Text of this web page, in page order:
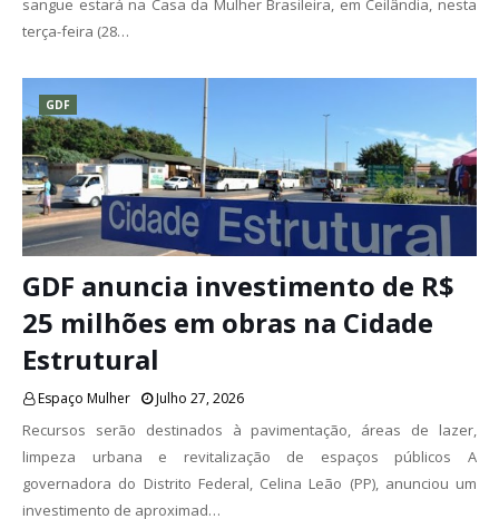
sangue estará na Casa da Mulher Brasileira, em Ceilândia, nesta
terça-feira (28…
GDF
GDF anuncia investimento de R$
25 milhões em obras na Cidade
Estrutural
Espaço Mulher Julho 27, 2026
Recursos serão destinados à pavimentação, áreas de lazer,
limpeza urbana e revitalização de espaços públicos A
governadora do Distrito Federal, Celina Leão (PP), anunciou um
investimento de aproximad…